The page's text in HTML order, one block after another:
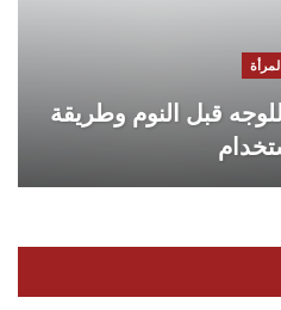
المرأة
قبل النوم وطريقة